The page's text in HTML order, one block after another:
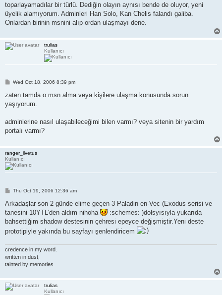
toparlayamadılar bir türlü. Dediğin olayın aynısı bende de oluyor, yeni
üyelik alamıyorum. Adminleri Han Solo, Kan Chelis falandı galiba.
Onlardan birinin msnini alıp ordan ulaşmayı dene.
trulias
Kullanıcı
P
s
Wed Oct 18, 2006 8:39 pm
zaten tamda o msn alma veya kişilere ulaşma konusunda sorun
yaşıyorum.
adminlerine nasıl ulaşabileceğimi bilen varmı? veya sitenin bir yardım
portalı varmı?
ranger_ilvetus
Kullanıcı
P
s
Thu Oct 19, 2006 12:36 am
Arkadaşlar son 2 günde elime geçen 3 Paladin en-Vec (Exodus serisi ve
tanesini 10YTL'den aldım nihoha
:schemes: )dolsyısıyla yukarıda
bahsettiğim shadow destesinin çehresi epeyce değişmiştir.Yeni deste
prototipiyle yakında bu sayfayı şenlendiricem
credence in my word.
written in dust,
tainted by memories.
trulias
Kullanıcı